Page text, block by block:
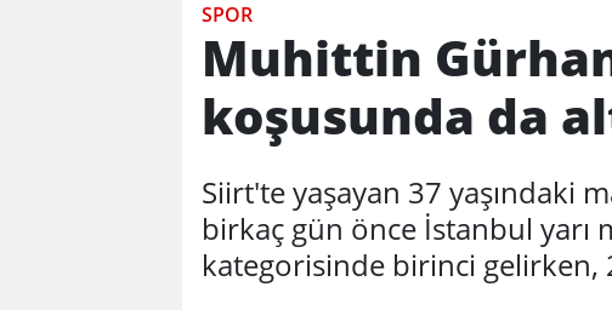
SPOR
Muhittin
koşusunda da
Siirt'te yaşayan 37 yaşındaki
birkaç gün önce İstanbul yarı
kategorisinde birinci gelirken,